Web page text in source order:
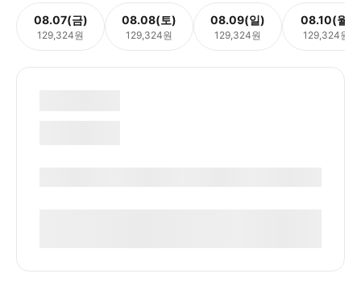
08.07(금)
129,324원
08.08(토)
129,324원
08.09(일)
129,324원
08.10(월)
129,324원